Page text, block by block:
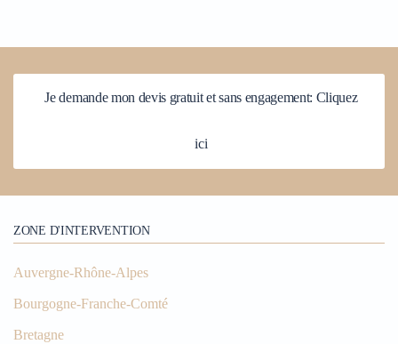
Je demande mon devis gratuit et sans engagement: Cliquez
ici
ZONE D'INTERVENTION
Auvergne-Rhône-Alpes
Bourgogne-Franche-Comté
Bretagne